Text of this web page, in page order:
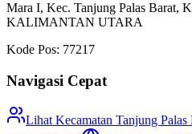
Mara I, Kec. Tanjung Palas Barat,
KALIMANTAN UTARA
Kode Pos: 77217
Navigasi Cepat
Lihat Kecamatan Tanjung Palas